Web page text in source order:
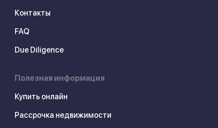
Контакты
FAQ
Due Diligence
Полезная информация
Купить онлайн
Рассрочка недвижимости